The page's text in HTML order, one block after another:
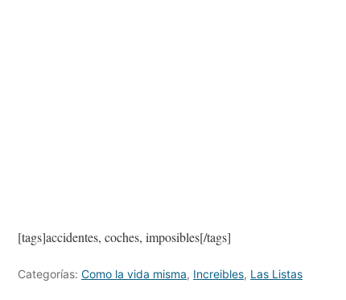
[tags]accidentes, coches, imposibles[/tags]
Categorías: Como la vida misma, Increibles, Las Listas